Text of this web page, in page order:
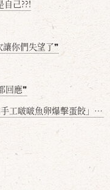
己??!
你們失望了❞
回應❞
2萬顆，最後名額門前隱味只留給你！🥟💥